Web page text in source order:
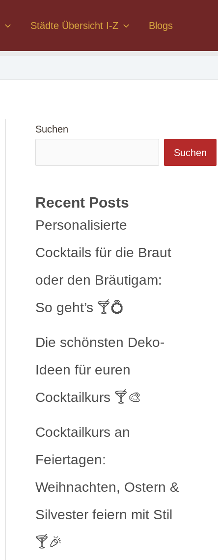
Städte Übersicht I-Z Blogs
Suchen
Suchen
Recent Posts
Personalisierte
Cocktails für die Braut
oder den Bräutigam:
So geht’s 🍸💍
Die schönsten Deko-
Ideen für euren
Cocktailkurs 🍸🎨
Cocktailkurs an
Feiertagen:
Weihnachten, Ostern &
Silvester feiern mit Stil
🍸🎉